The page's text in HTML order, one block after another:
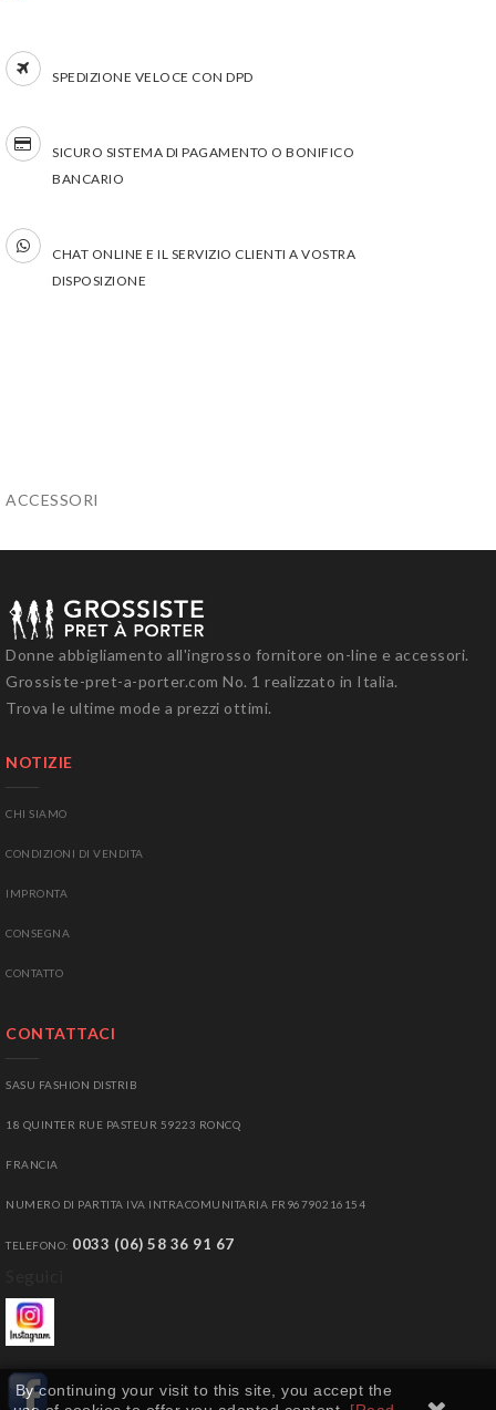
By continuing your visit to this site, you accept the
SPEDIZIONE VELOCE CON DPD
SICURO SISTEMA DI PAGAMENTO O BONIFICO
BANCARIO
CHAT ONLINE E IL SERVIZIO CLIENTI A VOSTRA
DISPOSIZIONE
ACCESSORI
Donne abbigliamento all'ingrosso fornitore on-line e accessori.
Grossiste-pret-a-porter.com No. 1 realizzato in Italia.
Trova le ultime mode a prezzi ottimi.
NOTIZIE
CHI SIAMO
CONDIZIONI DI VENDITA
I MPRONTA
CONSEGNA
CONTATTO
CONTATTACI
SASU FASHION DISTRIB
18 QUINTER RUE PASTEUR 59223 RONCQ
FRANCIA
NUMERO DI PARTITA IVA INTRACOMUNITARIA FR96790216154
TELEFONO: 0033 (06) 58 36 91 67